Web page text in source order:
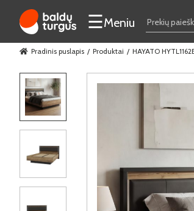
☰Meniu
Pradinis puslapis Produktai HAYATO